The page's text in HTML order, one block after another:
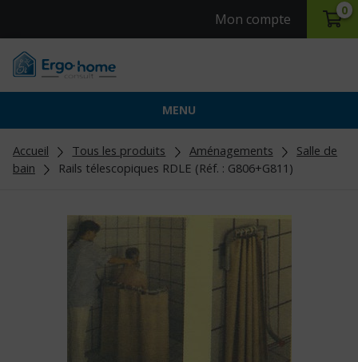
Mon compte
0
MENU
Accueil Tous les produits Aménagements
Salle de
bain
Rails télescopiques RDLE (Réf. : G806+G811)